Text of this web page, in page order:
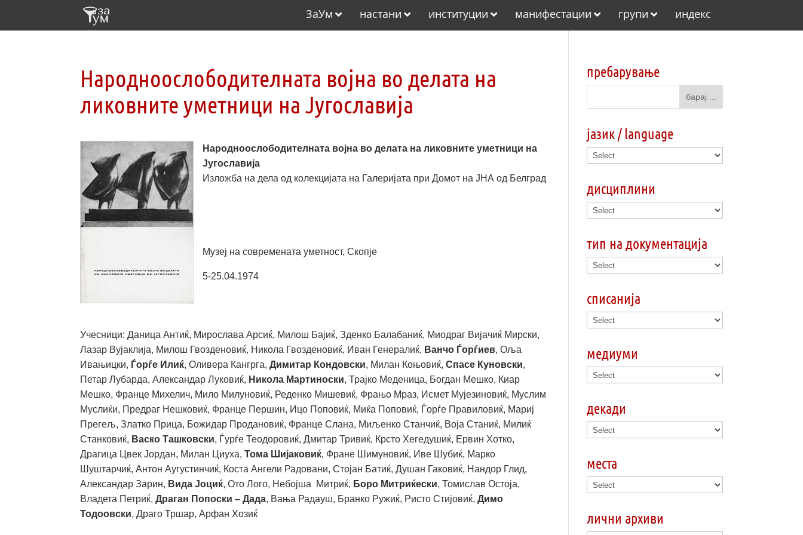
ЗаУм настани институции манифестации групи индекс
Народноослободителната војна во делата на
ликовните уметници на Југославија
Народноослободителната војна во делата на ликовните уметници на
Југославија
Изложба на дела од колекцијата на Галеријата при Домот на ЈНА од Белград
Музеј на современата уметност, Скопје
5-25.04.1974
Учесници: Даница Антиќ, Мирослава Арсиќ, Милош Бајиќ, Зденко Балабаниќ, Миодраг Вијачиќ Мирски,
Лазар Вујаклија, Милош Гвозденовиќ, Никола Гвозденовиќ, Иван Генералиќ, Ванчо Ѓорѓиев, Оља
Ивањицки, Ѓорѓе Илиќ, Оливера Кангрга, Димитар Кондовски, Милан Коњовиќ,Спасе Куновски,
Петар Лубарда, Александар Луковиќ, Никола Мартиноски, Трајко Меденица, Богдан Мешко, Киар
Мешко, Франце Михелич, Мило Милуновиќ, Реденко Мишевиќ, Фрањо Мраз, Исмет Мујезиновиќ, Муслим
Муслиќи, Предраг Нешковиќ, Франце Першин, Ицо Поповиќ, Миќа Поповиќ, Ѓорѓе Правиловиќ, Мариј
Прегељ, Златко Прица, Божидар Продановиќ, Франце Слана, Миљенко Станчиќ, Воја Станиќ, Милиќ
Станковиќ, Васко Ташковски, Ѓурѓе Теодоровиќ, Дмитар Тривиќ, Крсто Хегедушиќ, Ервин Хотко,
Драгица Цвек Јордан, Милан Циуха,Тома Шијаковиќ, Фране Шимуновиќ, Иве Шубиќ, Марко
Шуштарчиќ, Антон Аугустинчиќ, Коста Ангели Радовани, Стојан Батиќ, Душан Гаковиќ, Нандор Глид,
Александар Зарин, Вида Јоциќ, Ото Лого, Небојша Митриќ, Боро Митриќески, Томислав Остоја,
Владета Петриќ,Драган Попоски – Дада, Вања Радауш, Бранко Ружиќ, Ристо Стијовиќ,Димо
Тодоовски, Драго Тршар, Арфан Хозиќ
пребарување
јазик / language
дисциплини
тип на документација
списанија
медиуми
декади
места
лични архиви